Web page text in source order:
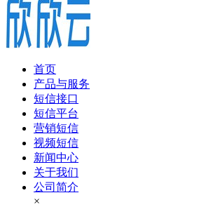
首页
产品与服务
短信接口
短信平台
营销短信
视频短信
新闻中心
关于我们
公司简介
×